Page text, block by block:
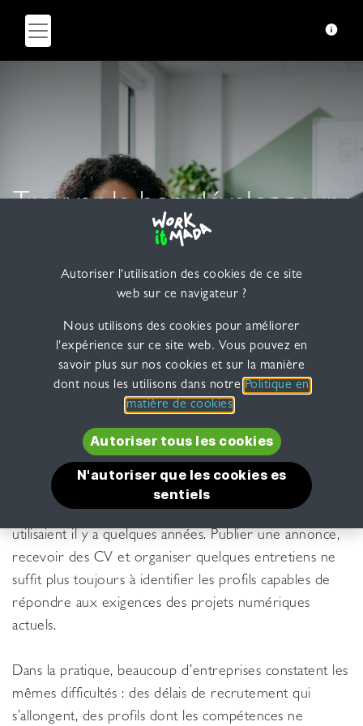
Trouver le bon développeur :
pourquoi les méthodes de
recrutement classiques
montrent leurs limites
Recruter un développeur aujourd’hui ne ressemble
plus vraiment au processus que les entreprises
utilisaient il y a quelques années. Publier une annonce,
recevoir des CV et organiser quelques entretiens ne
suffit plus toujours à identifier les profils capables de
répondre aux exigences des projets numériques
actuels.
Dans la pratique, beaucoup d’entreprises constatent les
mêmes difficultés : des délais de recrutement qui
s’allongent, des profils dont les compétences ne
Autoriser l'utilisation des cookies de ce site
web sur ce navigateur ?
Nous utilisons des cookies pour améliorer
l'expérience sur ce site web. Vous pouvez en
savoir plus sur nos cookies et sur la manière
dont nous les utilisons dans notre Politique en
matière de cookies
Autoriser tous l​​es​​ ​​​​​​​​​​​​​​​​coo​​​​kie​​s​​​​
N'autoriser que les cookie​​s es​​​​​​
sentiels